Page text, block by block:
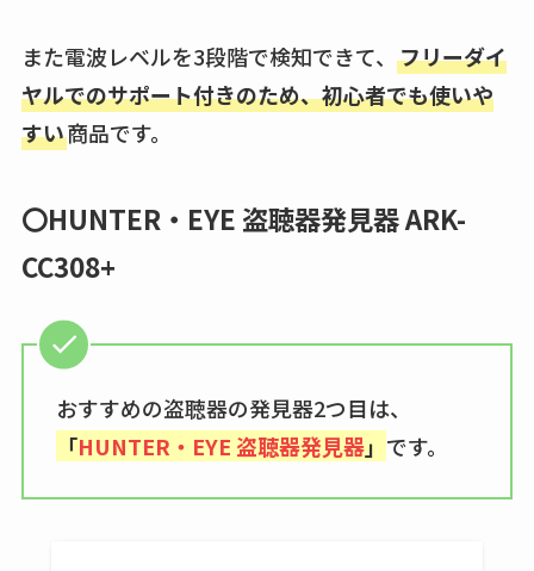
は？代わりの代用品
も調査
てる？薬局やイオン
また電波レベルを3段階で検知できて、 フリーダイ
ヤルでのサポート付きのため、初心者でも使いや
すい商品です。
〇HUNTER・EYE 盗聴器発見器 ARK-
CC308+
おすすめの盗聴器の発見器2つ目は、
「HUNTER・EYE 盗聴器発見器」 です。